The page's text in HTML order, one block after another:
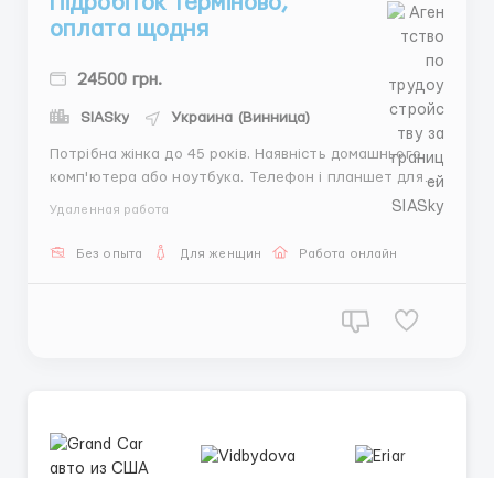
оплата щодня
24500 грн.
SIASky Украина (Винница)
Потрібна жінка до 45 років. Наявність домашнього
комп'ютера або ноутбука. Телефон і планшет для
Безкоштовне навчання. Заявки приймаються, тільки
Удаленная работа
Без опыта Для женщин Работа онлайн